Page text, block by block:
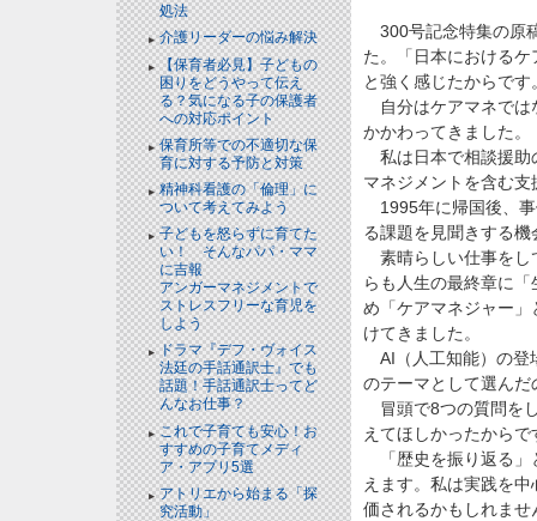
処法
介護リーダーの悩み解決
【保育者必見】子どもの
困りをどうやって伝え
る？気になる子の保護者
への対応ポイント
保育所等での不適切な保
育に対する予防と対策
精神科看護の「倫理」に
ついて考えてみよう
子どもを怒らずに育てた
い！ そんなパパ・ママ
に吉報
アンガーマネジメントで
ストレスフリーな育児を
しよう
ドラマ『デフ・ヴォイス
法廷の手話通訳士』でも
話題！手話通訳士ってど
んなお仕事？
これで子育ても安心！お
すすめの子育てメディ
ア・アプリ5選
アトリエから始まる「探
究活動」
300号記念特集の原
た。「日本における
と強く感じたからです
自分はケアマネでは
かかわってきました。
私は日本で相談援助
マネジメントを含む
1995年に帰国後、事
る課題を見聞きする
素晴らしい仕事をし
らも人生の最終章に
め「ケアマネジャー
けてきました。
AI（人工知能）の登
のテーマとして選ん
冒頭で8つの質問を
えてほしかったからで
「歴史を振り返る」
えます。私は実践を
価されるかもしれま